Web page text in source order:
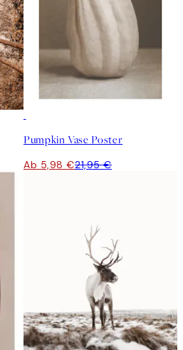
Pumpkin Vase Poster
Ab 5,98 €21,95 €